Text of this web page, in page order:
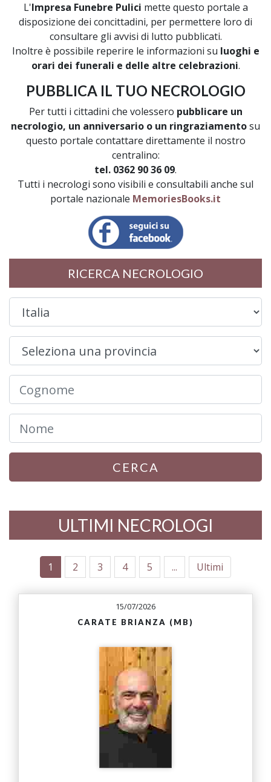
L'Impresa Funebre Pulici mette questo portale a
disposizione dei concittadini, per permettere loro di
consultare gli avvisi di lutto pubblicati.
Inoltre è possibile reperire le informazioni su luoghi e
orari dei funerali e delle altre celebrazioni.
PUBBLICA IL TUO NECROLOGIO
Per tutti i cittadini che volessero pubblicare un
necrologio, un anniversario o un ringraziamentosu
questo portale contattare direttamente il nostro
centralino:
tel. 0362 90 36 09.
Tutti i necrologi sono visibili e consultabili anche sul
portale nazionale MemoriesBooks.it
RICERCA NECROLOGIO
CERCA
ULTIMI NECROLOGI
1 2 3 4 5 ... Ultimi
15/07/2026
CARATE BRIANZA (MB)